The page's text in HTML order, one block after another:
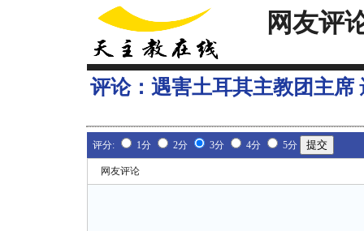
网友评
评论： 遇害土耳其主教团主席
评分: 1分 2分 3分 4分 5分
网友评论